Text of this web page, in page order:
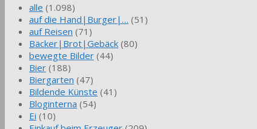
alle (1.098)
auf die Hand|Burger|… (51)
auf Reisen (71)
Bäcker|Brot|Gebäck (80)
bewegte Bilder (44)
Bier (188)
Biergarten (47)
Bildende Künste (41)
Bloginterna (54)
Ei (10)